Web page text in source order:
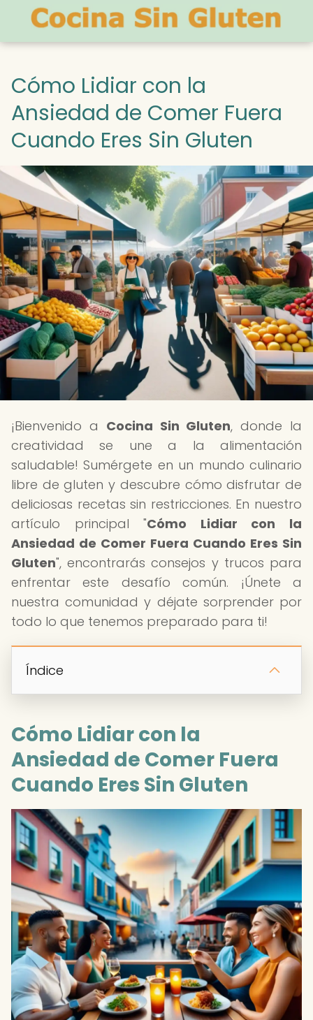
Cómo Lidiar con la
Ansiedad de Comer Fuera
Cuando Eres Sin Gluten
¡Bienvenido a Cocina Sin Gluten, donde la
creatividad se une a la alimentación
saludable! Sumérgete en un mundo culinario
libre de gluten y descubre cómo disfrutar de
deliciosas recetas sin restricciones. En nuestro
artículo principal "Cómo Lidiar con la
Ansiedad de Comer Fuera Cuando Eres Sin
Gluten", encontrarás consejos y trucos para
enfrentar este desafío común. ¡Únete a
nuestra comunidad y déjate sorprender por
todo lo que tenemos preparado para ti!
Índice
Cómo Lidiar con la
Ansiedad de Comer Fuera
Cuando Eres Sin Gluten